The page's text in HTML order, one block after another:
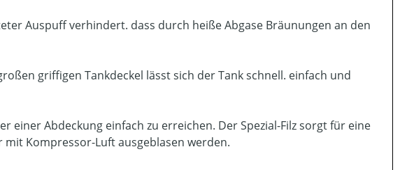
Auspuff verhindert. dass durch heiße Abgase Bräunungen an den
griffigen Tankdeckel lässt sich der Tank schnell. einfach und
Abdeckung einfach zu erreichen. Der Spezial-Filz sorgt für eine
Kompressor-Luft ausgeblasen werden.